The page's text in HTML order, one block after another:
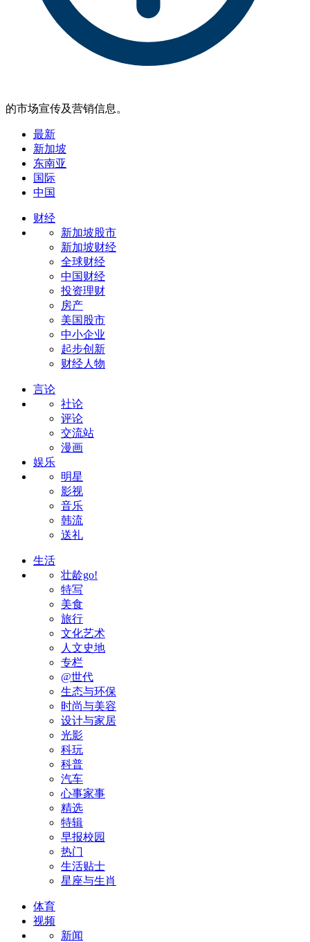
的市场宣传及营销信息。
最新
新加坡
东南亚
国际
中国
财经
新加坡股市
新加坡财经
全球财经
中国财经
投资理财
房产
美国股市
中小企业
起步创新
财经人物
言论
社论
评论
交流站
漫画
娱乐
明星
影视
音乐
韩流
送礼
生活
壮龄go!
特写
美食
旅行
文化艺术
人文史地
专栏
@世代
生态与环保
时尚与美容
设计与家居
光影
科玩
科普
汽车
心事家事
精选
特辑
早报校园
热门
生活贴士
星座与生肖
体育
视频
新闻